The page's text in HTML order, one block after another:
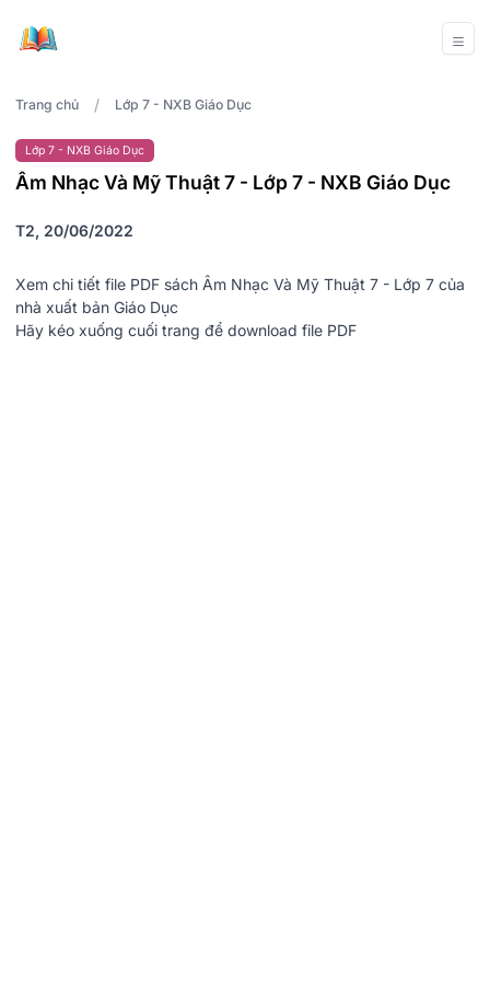
Trang chủ / Lớp 7 - NXB Giáo Dục
Lớp 7 - NXB Giáo Dục
Âm Nhạc Và Mỹ Thuật 7 - Lớp 7 - NXB Giáo Dục
T2, 20/06/2022
Xem chi tiết file PDF sách Âm Nhạc Và Mỹ Thuật 7 - Lớp 7 của
nhà xuất bản Giáo Dục
Hãy kéo xuống cuối trang để download file PDF